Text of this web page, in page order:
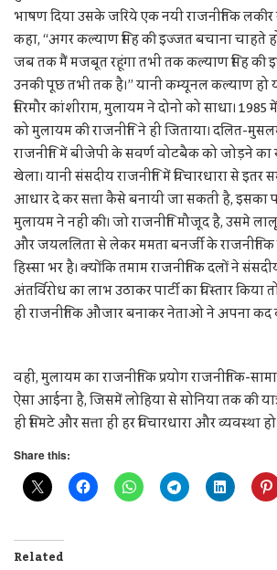
भाषण दिया उसके जरिये एक नयी राजनीतिक
कहा, “अगर कल्याण सिंह की इज्जत बचाना चाहते
जब तक मैं मजबूत रहूंगा तभी तक कल्याण सिंह की
उनकी पूछ तभी तक है।” यानी कम्यूनल कल्याण हो
सिरमौर कांशीराम, मुलायम ने दोनो को साधा।
को मुलायम की राजनीति ने ही जिताया। दलित-
राजनीति में बीजेपी के सवर्ण वोटबैक को जोड़ने
खेला। यानी संसदीय राजनीति में विचारधारा से
आधार दे कर सत्ता कैसे बनायी जा सकती है, इसका
मुलायम ने नहीं की। जो राजनीति मौजूद है, उसमे
और जयललिता से लेकर ममता बनर्जी के
हिस्सा भर है। क्योंकि तमाम राजनीतिक दलों ने
अंतर्विरोध का लाभ उठाकर पार्टी का विस्तार किया
ही राजनीतिक औजार बनाकर नेताओ ने अपना कद
वहीं, मुलायम का राजनीतिक प्रयोग राजनीतिक-
ऐसा आईना है, जिसमें लोहिया से सोनिया तक की
ही सिमटे और सत्ता ही हर विचारधारा और व्यवस्था
Share this:
Related